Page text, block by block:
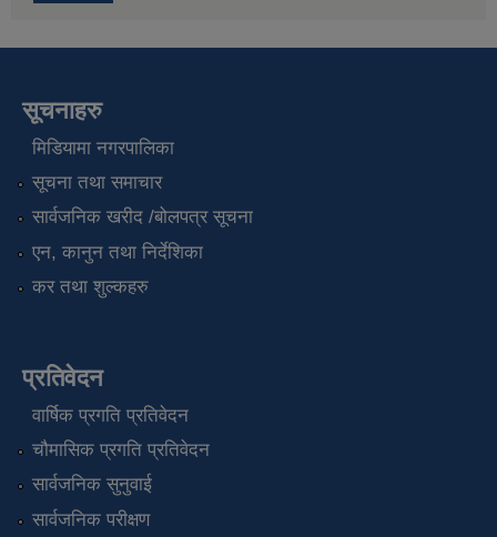
सूचनाहरु
मिडियामा नगरपालिका
सूचना तथा समाचार
सार्वजनिक खरीद /बोलपत्र सूचना
एन, कानुन तथा निर्देशिका
कर तथा शुल्कहरु
प्रतिवेदन
वार्षिक प्रगति प्रतिवेदन
चौमासिक प्रगति प्रतिवेदन
सार्वजनिक सुनुवाई
सार्वजनिक परीक्षण